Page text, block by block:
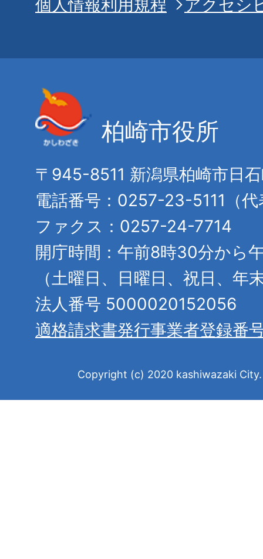
個人情報利用規程
アクセシ
柏崎市役所
〒945-8511 新潟県柏崎市日
電話番号：0257-23-5111（代
ファクス：0257-24-7714
開庁時間：午前8時30分から
（土曜日、日曜日、祝日、年
法人番号 5000020152056
適格請求書発行事業者登録番
Copyright (c) 2020 kashiwazaki